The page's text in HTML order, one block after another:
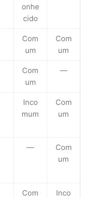
onhe
cido
Com
um
Com
um
Com
um
—
Inco
mum
Com
um
—
Com
um
Com
Inco